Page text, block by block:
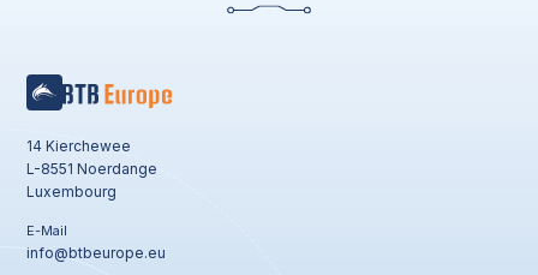
14 Kierchewee
L-8551 Noerdange
Luxembourg
E-Mail
info@btbeurope.eu